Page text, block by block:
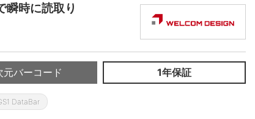
瞬時に読取り
元バーコード 1年保証
DataBar